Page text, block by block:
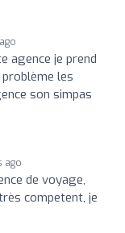
agence je prend
les
son simpas
ago
de voyage,
competent, je